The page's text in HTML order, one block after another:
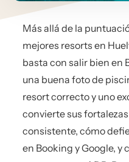
Más allá de la
mejores resorts en
basta con salir bien en
una buena foto de
resort correcto y uno
convierte sus
consistente, cómo
en Booking y Google, y